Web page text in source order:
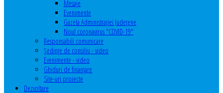
Mesaje
Evenimente
Gazeta Administraţiei Judeţene
Noul coronavirus "COVID-19"
Responsabili comunicare
Şedinţe de consiliu - video
Evenimente - video
Ghiduri de finanţare
Site-uri proiecte
Dezvoltare